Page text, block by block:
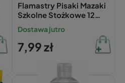
Flamastry Pisaki Mazaki
Szkolne Stożkowe 12
Żywych Soczystych
Kolorów Astra
Dostawa jutro
7,99 zł